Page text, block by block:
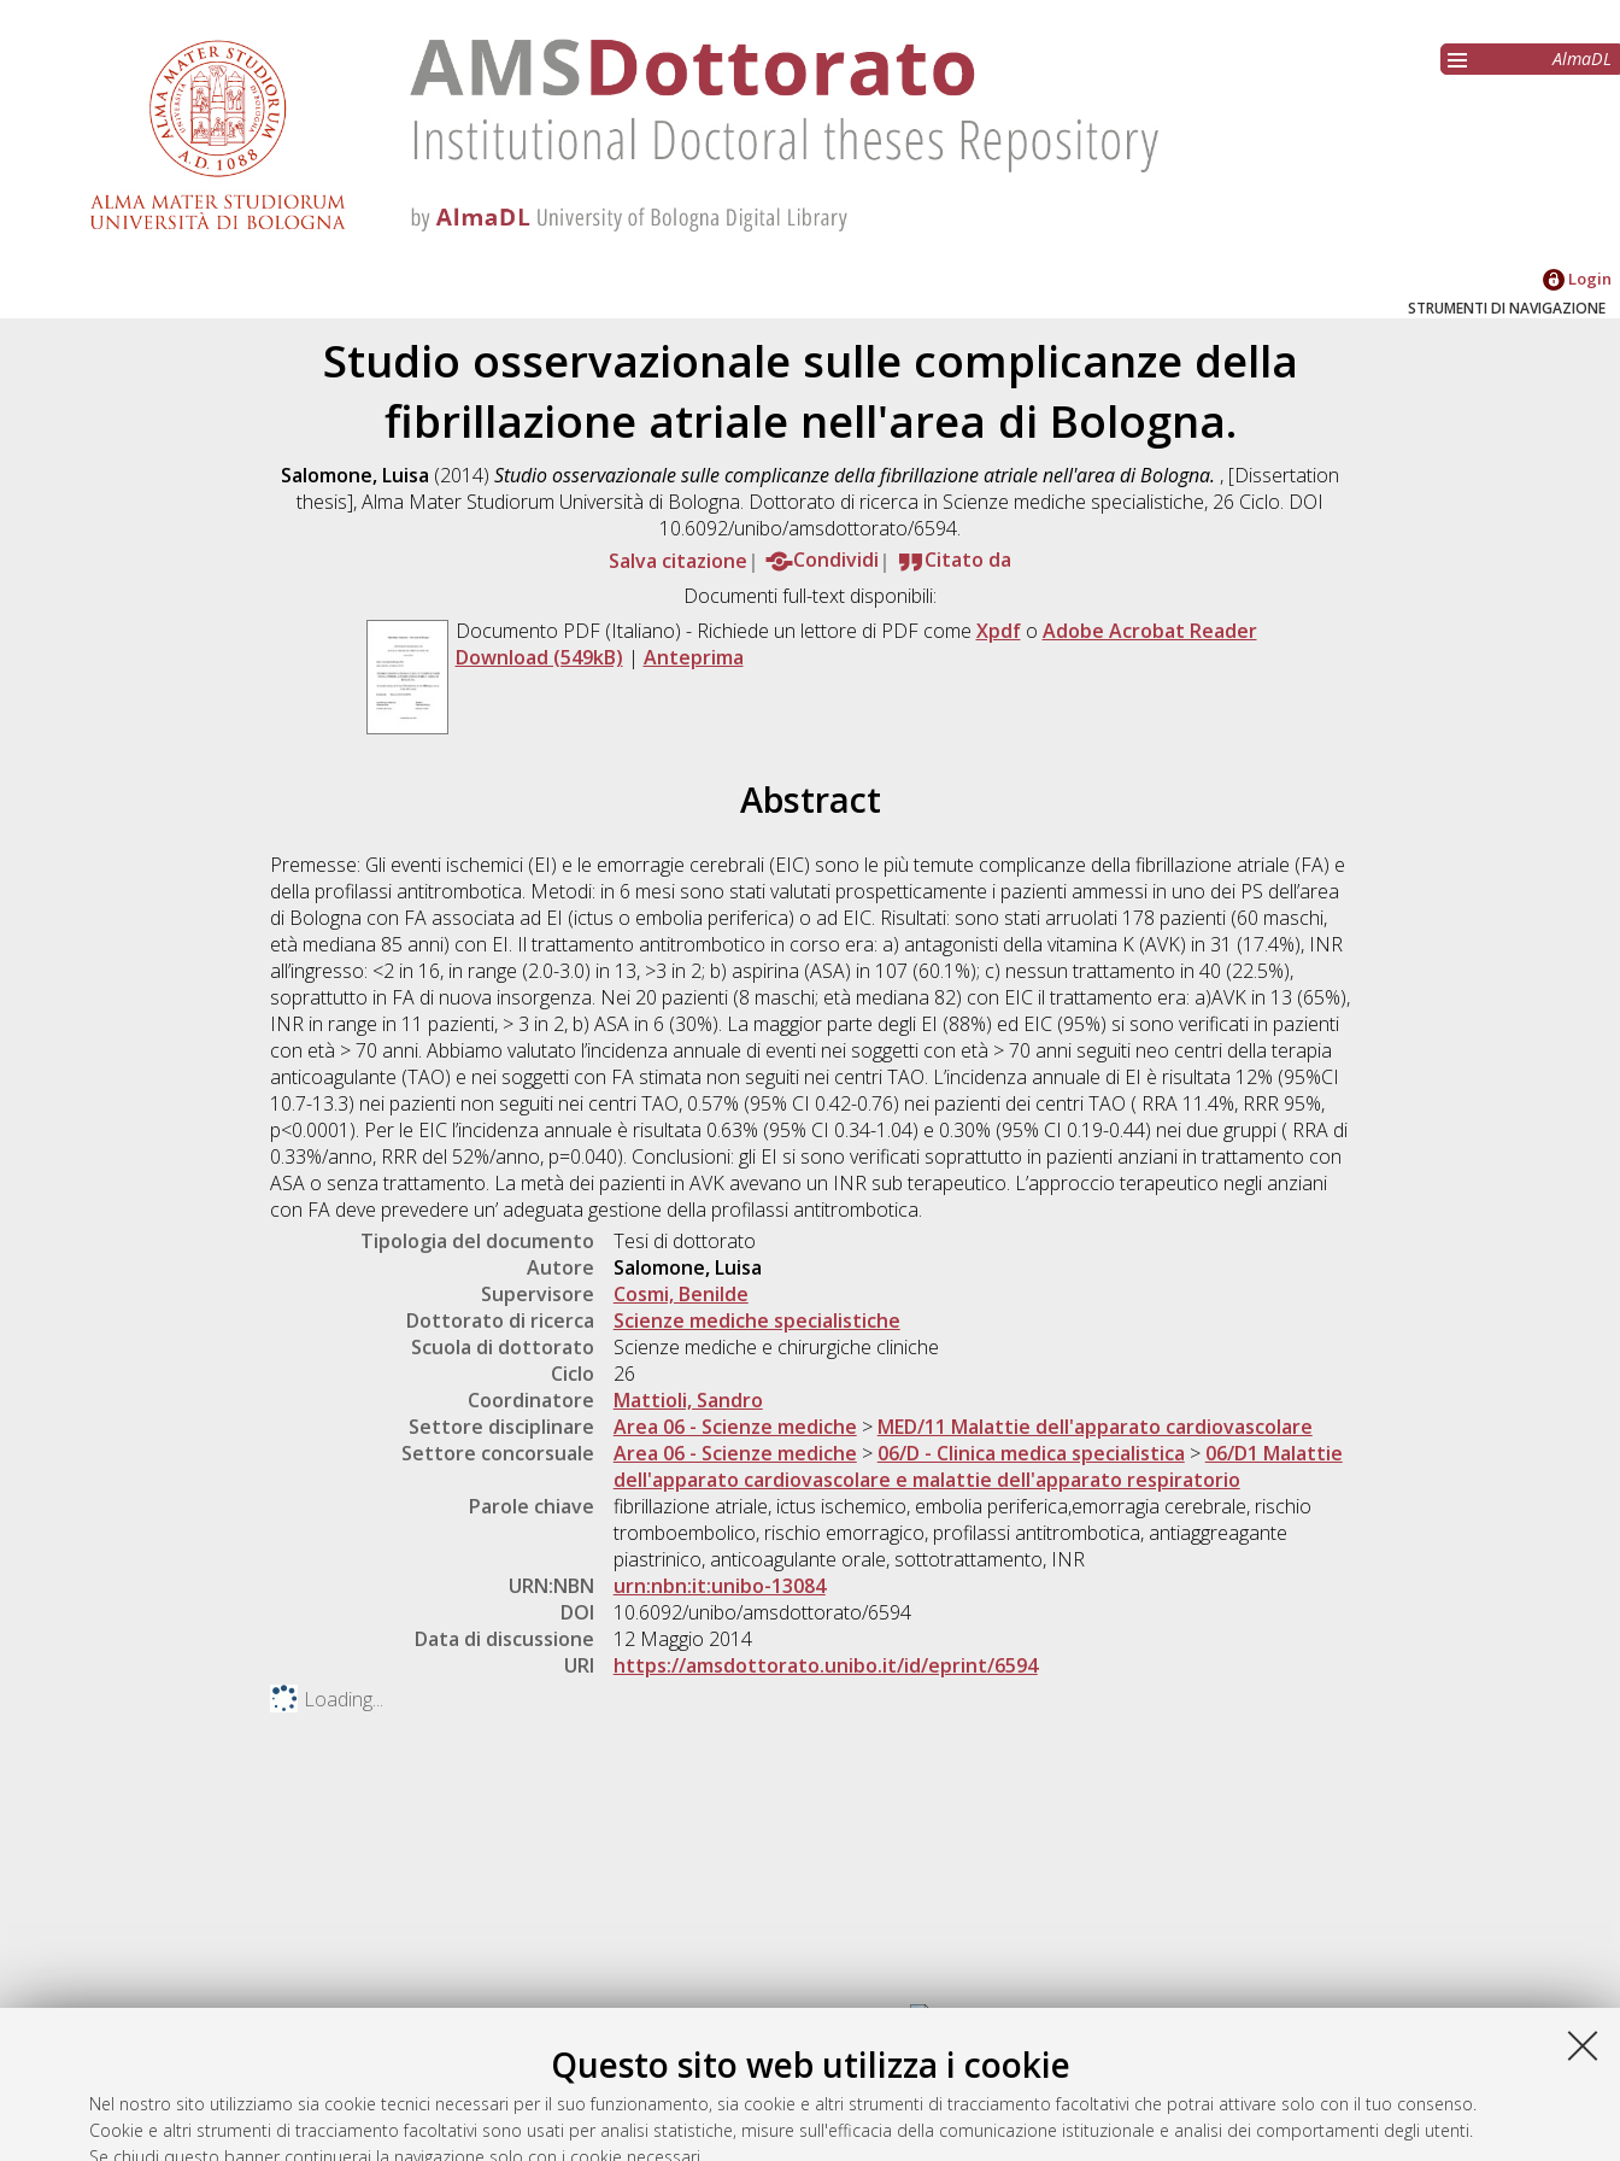
Questo sito web utilizza i cookie
Nel nostro sito utilizziamo sia cookie tecnici necessari per il suo funzionamento, sia cookie e altri strumenti di tracciamento facoltativi che potrai attivare solo con il tuo consenso.
Cookie e altri strumenti di tracciamento facoltativi sono usati per analisi statistiche, misure sull'efficacia della comunicazione istituzionale e analisi dei comportamenti degli utenti.
AlmaDL
Login
STRUMENTI DI NAVIGAZIONE
Studio osservazionale sulle complicanze della
fibrillazione atriale nell'area di Bologna.
Salomone, Luisa (2014) Studio osservazionale sulle complicanze della fibrillazione atriale nell'area di Bologna. , [Dissertation
thesis], Alma Mater Studiorum Università di Bologna. Dottorato di ricerca in Scienze mediche specialistiche, 26 Ciclo. DOI
10.6092/unibo/amsdottorato/6594.
Salva citazione
Condividi
Citato da
Documenti full-text disponibili:
Documento PDF(Italiano) - Richiede un lettore di PDF come Xpdfo Adobe Acrobat Reader
Download (549kB) | Anteprima
Abstract
Premesse: Gli eventi ischemici (EI) e le emorragie cerebrali (EIC) sono le più temute complicanze della fibrillazione atriale (FA) e
della profilassi antitrombotica. Metodi: in 6 mesi sono stati valutati prospetticamente i pazienti ammessi in uno dei PS dell’area
di Bologna con FA associata ad EI (ictus o embolia periferica) o ad EIC. Risultati: sono stati arruolati 178 pazienti (60 maschi,
età mediana 85 anni) con EI. Il trattamento antitrombotico in corso era: a) antagonisti della vitamina K (AVK) in 31 (17.4%), INR
all’ingresso: <2 in 16, in range (2.0-3.0) in 13, >3 in 2; b) aspirina (ASA) in 107 (60.1%); c) nessun trattamento in 40 (22.5%),
soprattutto in FA di nuova insorgenza. Nei 20 pazienti (8 maschi; età mediana 82) con EIC il trattamento era: a)AVK in 13 (65%),
INR in range in 11 pazienti, > 3 in 2, b) ASA in 6 (30%). La maggior parte degli EI (88%) ed EIC (95%) si sono verificati in pazienti
con età > 70 anni. Abbiamo valutato l’incidenza annuale di eventi nei soggetti con età > 70 anni seguiti neo centri della terapia
anticoagulante (TAO) e nei soggetti con FA stimata non seguiti nei centri TAO. L’incidenza annuale di EI è risultata 12% (95%CI
10.7-13.3) nei pazienti non seguiti nei centri TAO, 0.57% (95% CI 0.42-0.76) nei pazienti dei centri TAO ( RRA 11.4%, RRR 95%,
p<0.0001). Per le EIC l’incidenza annuale è risultata 0.63% (95% CI 0.34-1.04) e 0.30% (95% CI 0.19-0.44) nei due gruppi ( RRA di
0.33%/anno, RRR del 52%/anno, p=0.040). Conclusioni: gli EI si sono verificati soprattutto in pazienti anziani in trattamento con
ASA o senza trattamento. La metà dei pazienti in AVK avevano un INR sub terapeutico. L’approccio terapeutico negli anziani
con FA deve prevedere un’ adeguata gestione della profilassi antitrombotica.
Tipologia del documento
Tesi di dottorato
Autore
Salomone, Luisa
Supervisore
Cosmi, Benilde
Dottorato di ricerca
Scienze mediche specialistiche
Scuola di dottorato
Scienze mediche e chirurgiche cliniche
Ciclo
26
Coordinatore
Mattioli, Sandro
Settore disciplinare
Area 06 - Scienze mediche > MED/11 Malattie dell'apparato cardiovascolare
Settore concorsuale
Area 06 - Scienze mediche > 06/D - Clinica medica specialistica > 06/D1 Malattie
dell'apparato cardiovascolare e malattie dell'apparato respiratorio
Parole chiave
fibrillazione atriale, ictus ischemico, embolia periferica,emorragia cerebrale, rischio
tromboembolico, rischio emorragico, profilassi antitrombotica, antiaggreagante
piastrinico, anticoagulante orale, sottotrattamento, INR
URN:NBN
urn:nbn:it:unibo-13084
DOI
10.6092/unibo/amsdottorato/6594
Data di discussione
12 Maggio 2014
URI
https://amsdottorato.unibo.it/id/eprint/6594
Loading...
Atom
Rss 1.0
AMS Dottorato
ISSN: 2038-7946